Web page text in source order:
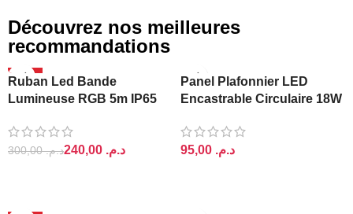
Découvrez nos meilleures
recommandations
-20%
Ruban Led Bande
Lumineuse RGB 5m IP65
د.م.300,00 د.م.
Panel Plafonnier LED
Encastrable Circulaire 18W
د.م.